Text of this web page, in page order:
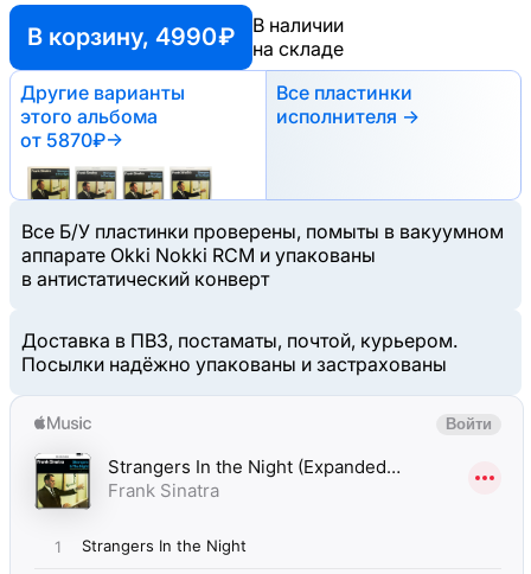
В корзину, 4990 ₽
В наличии
на складе
Другие варианты
этого альбома
от 5870₽→
Все пластинки
исполнителя →
Все Б/У пластинки проверены, помыты в вакуумном
аппарате Okki Nokki RCM и упакованы
в антистатический конверт
Доставка в ПВЗ, постаматы, почтой, курьером.
Посылки надёжно упакованы и застрахованы